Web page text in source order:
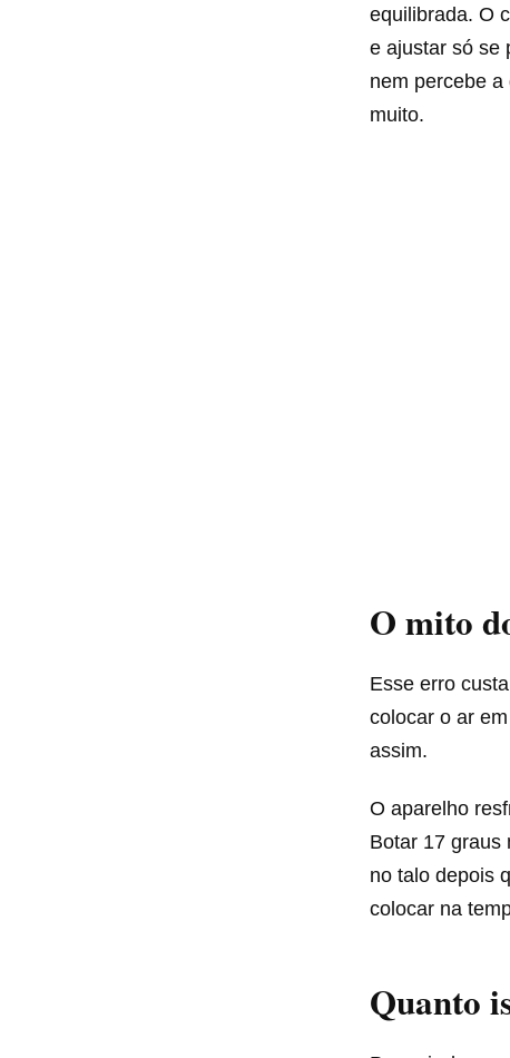
equilibrada. O
e ajustar só se
nem percebe
muito.
O mito
Esse erro
colocar o ar
assim.
O aparelho
Botar 17 graus
no talo depois
colocar na
Quanto